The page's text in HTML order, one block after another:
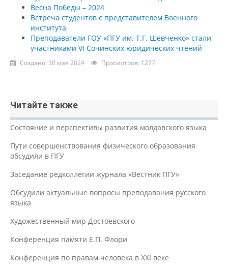
Весна Победы – 2024
Встреча студентов с представителем Военного
института
Преподаватели ГОУ «ПГУ им. Т.Г. Шевченко» стали
участниками VI Сочинских юридических чтений
Создано: 30 мая 2024 Просмотров: 1277
Читайте также
Состояние и перспективы развития молдавского языка
Пути совершенствования физического образования
обсудили в ПГУ
Заседание редколлегии журнала «Вестник ПГУ»
Обсудили актуальные вопросы преподавания русского
языка
Художественный мир Достоевского
Конференция памяти Е.П. Флори
Конференция по правам человека в XXI веке